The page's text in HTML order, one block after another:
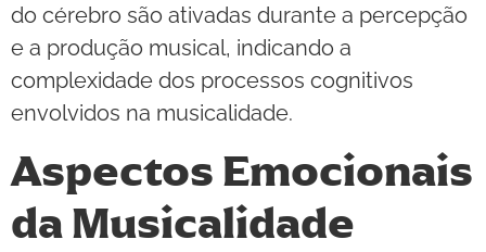
do cérebro são ativadas durante a percepção
e a produção musical, indicando a
complexidade dos processos cognitivos
envolvidos na musicalidade.
Aspectos Emocionais
da Musicalidade